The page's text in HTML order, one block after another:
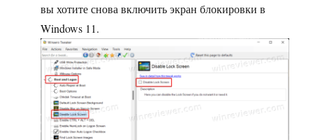
вы хотите снова включить экран блокировки в
Windows 11.